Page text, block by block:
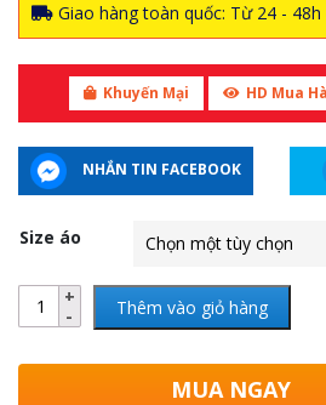
Giao hàng toàn quốc: Từ 24 -
Khuyến Mại HD Mua
NHẮN TIN FACEBOOK
Size áo
Thêm vào giỏ hàng
MUA NGAY